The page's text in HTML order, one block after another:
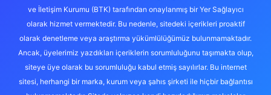
ve İletişim Kurumu (BTK) tarafından onaylanmış bir Yer Sağlayıcı
olarak hizmet vermektedir. Bu nedenle, sitedeki içerikleri proaktif
olarak denetleme veya araştırma yükümlülüğümüz bulunmamaktadır.
Ancak, üyelerimiz yazdıkları içeriklerin sorumluluğunu taşımakta olup,
siteye üye olarak bu sorumluluğu kabul etmiş sayılırlar. Bu internet
sitesi, herhangi bir marka, kurum veya şahıs şirketi ile hiçbir bağlantısı